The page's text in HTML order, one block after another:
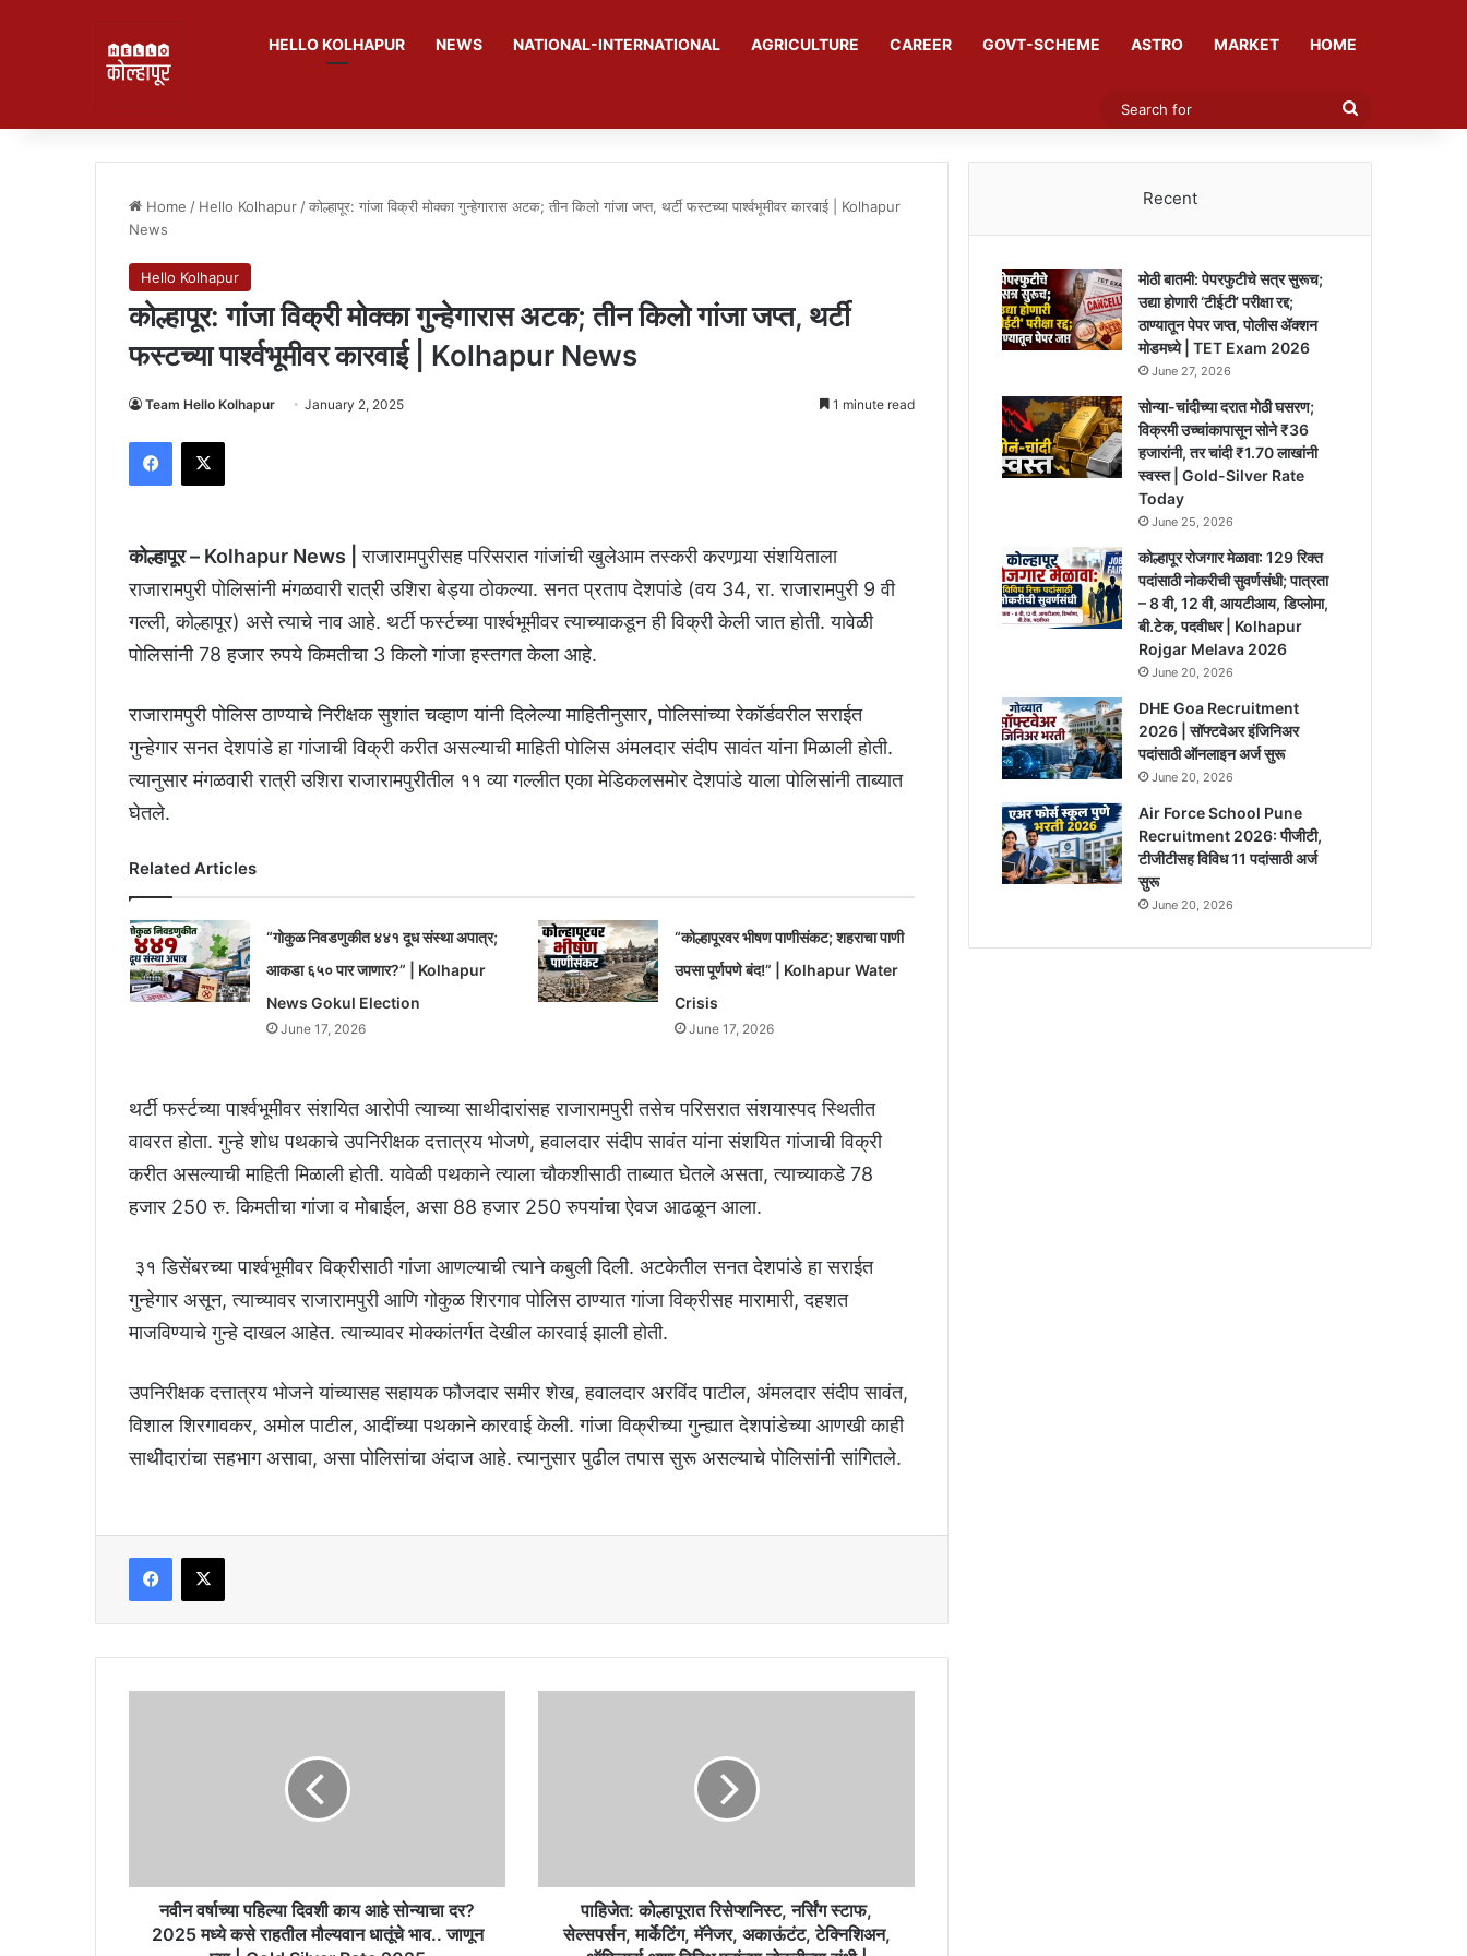
HELLO KOLHAPUR NEWS NATIONAL-INTERNATIONAL AGRICULTURE CAREER GOVT-SCHEME ASTRO MARKET HOME
Search
Home / Hello Kolhapur /कोल्हापूर: गांजा विक्री मोक्का गुन्हेगारास अटक; तीन किलो गांजा जप्त, थर्टी फस्टच्या पार्श्वभूमीवर कारवाई | Kolhapur
News
Hello Kolhapur
कोल्हापूर: गांजा विक्री मोक्का गुन्हेगारास अटक; तीन किलो गांजा जप्त, थर्टी
फस्टच्या पार्श्वभूमीवर कारवाई | Kolhapur News
Team Hello Kolhapur January 2, 2025 1 minute read
Facebook
X
कोल्हापूर – Kolhapur News |
राजारामपुरीसह परिसरात गांजांची खुलेआम तस्करी करणार्‍या संशयिताला
राजारामपुरी पोलिसांनी मंगळवारी रात्री उशिरा बेड्या ठोकल्या. सनत प्रताप देशपांडे (वय 34, रा. राजारामपुरी 9 वी
गल्ली, कोल्हापूर) असे त्याचे नाव आहे. थर्टी फर्स्टच्या पार्श्वभूमीवर त्याच्याकडून ही विक्री केली जात होती. यावेळी
पोलिसांनी 78 हजार रुपये किमतीचा 3 किलो गांजा हस्तगत केला आहे.
राजारामपुरी पोलिस ठाण्याचे निरीक्षक सुशांत चव्हाण यांनी दिलेल्या माहितीनुसार, पोलिसांच्या रेकॉर्डवरील सराईत
गुन्हेगार सनत देशपांडे हा गांजाची विक्री करीत असल्याची माहिती पोलिस अंमलदार संदीप सावंत यांना मिळाली होती.
त्यानुसार मंगळवारी रात्री उशिरा राजारामपुरीतील ११ व्या गल्लीत एका मेडिकलसमोर देशपांडे याला पोलिसांनी ताब्यात
घेतले.
Related Articles
“गोकुळ निवडणुकीत ४४१ दूध संस्था अपात्र;
आकडा ६५० पार जाणार?” | Kolhapur
News Gokul Election
June 17, 2026
“कोल्हापूरवर भीषण पाणीसंकट; शहराचा पाणी
उपसा पूर्णपणे बंद!” | Kolhapur Water
Crisis
June 17, 2026
थर्टी फर्स्टच्या पार्श्वभूमीवर संशयित आरोपी त्याच्या साथीदारांसह राजारामपुरी तसेच परिसरात संशयास्पद स्थितीत
वावरत होता. गुन्हे शोध पथकाचे उपनिरीक्षक दत्तात्रय भोजणे, हवालदार संदीप सावंत यांना संशयित गांजाची विक्री
करीत असल्याची माहिती मिळाली होती. यावेळी पथकाने त्याला चौकशीसाठी ताब्यात घेतले असता, त्याच्याकडे 78
हजार 250 रु. किमतीचा गांजा व मोबाईल, असा 88 हजार 250 रुपयांचा ऐवज आढळून आला.
३१ डिसेंबरच्या पार्श्वभूमीवर विक्रीसाठी गांजा आणल्याची त्याने कबुली दिली. अटकेतील सनत देशपांडे हा सराईत
गुन्हेगार असून, त्याच्यावर राजारामपुरी आणि गोकुळ शिरगाव पोलिस ठाण्यात गांजा विक्रीसह मारामारी, दहशत
माजविण्याचे गुन्हे दाखल आहेत. त्याच्यावर मोक्कांतर्गत देखील कारवाई झाली होती.
उपनिरीक्षक दत्तात्रय भोजने यांच्यासह सहायक फौजदार समीर शेख, हवालदार अरविंद पाटील, अंमलदार संदीप सावंत,
विशाल शिरगावकर, अमोल पाटील, आदींच्या पथकाने कारवाई केली. गांजा विक्रीच्या गुन्ह्यात देशपांडेच्या आणखी काही
साथीदारांचा सहभाग असावा, असा पोलिसांचा अंदाज आहे. त्यानुसार पुढील तपास सुरू असल्याचे पोलिसांनी सांगितले.
Facebook
X
2025
नवीन वर्षाच्या पहिल्या दिवशी काय आहे सोन्याचा दर?
2025 मध्ये कसे राहतील मौल्यवान धातूंचे भाव.. जाणून
अकाऊंटंट,
टेक्निशिअन,
ऑफिसर्स
पाहिजेत: कोल्हापूरात रिसेप्शनिस्ट, नर्सिंग स्टाफ,
सेल्सपर्सन, मार्केटिंग, मॅनेजर, अकाऊंटंट, टेक्निशिअन,
Recent
मोठी बातमी: पेपरफुटीचे सत्र सुरूच;
उद्या होणारी ‘टीईटी’ परीक्षा रद्द;
ठाण्यातून पेपर जप्त, पोलीस ॲक्शन
मोडमध्ये | TET Exam 2026
June 27, 2026
सोन्या-चांदीच्या दरात मोठी घसरण;
विक्रमी उच्चांकापासून सोने ₹36
हजारांनी, तर चांदी ₹1.70 लाखांनी
स्वस्त | Gold-Silver Rate
Today
June 25, 2026
कोल्हापूर रोजगार मेळावा: 129 रिक्त
पदांसाठी नोकरीची सुवर्णसंधी; पात्रता
– 8 वी, 12 वी, आयटीआय, डिप्लोमा,
बी.टेक, पदवीधर | Kolhapur
Rojgar Melava 2026
June 20, 2026
DHE Goa Recruitment
2026 | सॉफ्टवेअर इंजिनिअर
पदांसाठी ऑनलाइन अर्ज सुरू
June 20, 2026
Air Force School Pune
Recruitment 2026: पीजीटी,
टीजीटीसह विविध 11 पदांसाठी अर्ज
सुरू
June 20, 2026